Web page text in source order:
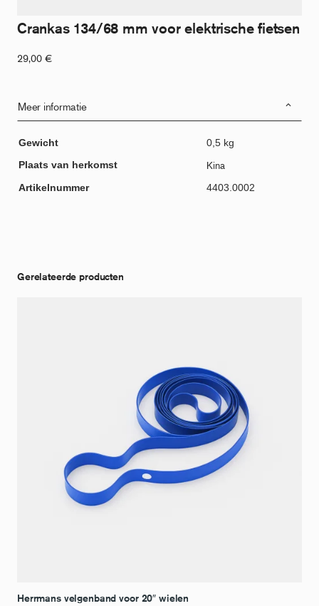
Crankas 134/68 mm voor elektrische fietsen
29,00 €
Meer informatie
Gewicht
0,5 kg
Plaats van herkomst
Kina
Artikelnummer 4403.0002
Gerelateerde producten
Herrmans velgenband voor 20″ wielen